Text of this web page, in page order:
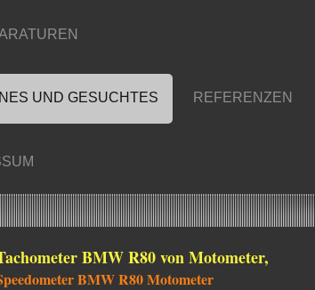
UND GESUCHTES REFERENZEN
BMW R80 von Motometer,
BMW R80 Motometer